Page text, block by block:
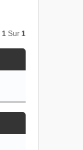
1 Sur 1